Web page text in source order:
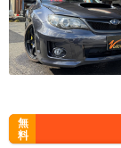
無
料